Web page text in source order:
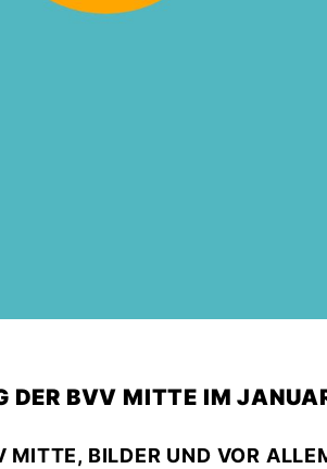
DER BVV MITTE IM
BILDER UND VOR